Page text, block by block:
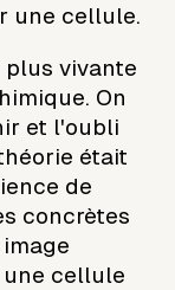
une cellule.
plus vivante
On
et l'oubli
était
de
concrètes
cellule